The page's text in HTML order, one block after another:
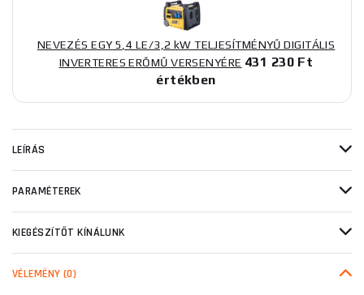
NEVEZÉS EGY 5,4 LE/3,2 kW TELJESÍTMÉNYŰ DIGITÁLIS
INVERTERES ERŐMŰ VERSENYÉRE 431 230 Ft
értékben
LEÍRÁS
PARAMÉTEREK
KIEGÉSZÍTŐT KÍNÁLUNK
VÉLEMÉNY (0)